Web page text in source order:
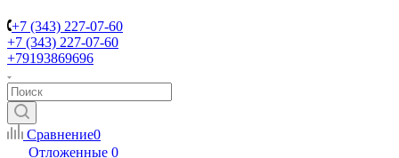
+7 (343) 227-07-60
+7 (343) 227-07-60
+79193869696
Сравнение0
Отложенные 0